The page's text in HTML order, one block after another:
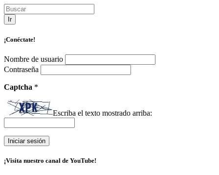
Ir
¡Conéctate!
Nombre de usuario
Contraseña
Captcha *
Escriba el texto mostrado arriba:
¡Visita nuestro canal de YouTube!